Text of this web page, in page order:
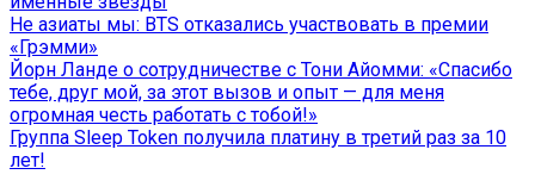
Не азиаты мы: BTS отказались участвовать в премии
«Грэмми»
Йорн Ланде о сотрудничестве с Тони Айомми: «Спасибо
тебе, друг мой, за этот вызов и опыт — для меня
огромная честь работать с тобой!»
Группа Sleep Token получила платину в третий раз за 10
лет!